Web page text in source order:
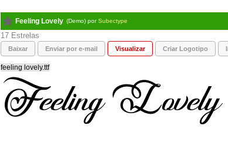
Feeling Lovely (Demo) porSubectype
17
Baixar Enviar por e-mail Visualizar Criar Logotipo
feeling lovely.ttf